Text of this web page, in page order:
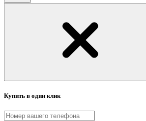
Купить в один клик